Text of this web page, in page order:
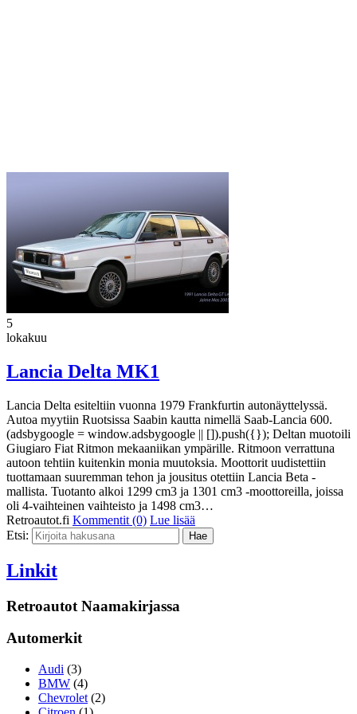
5
lokakuu
Lancia Delta MK1
Lancia Delta esiteltiin vuonna 1979 Frankfurtin autonäyttelyssä.
Autoa myytiin Ruotsissa Saabin kautta nimellä Saab-Lancia 600.
(adsbygoogle = window.adsbygoogle || []).push({}); Deltan muotoili
Giugiaro Fiat Ritmon mekaaniikan ympärille. Ritmoon verrattuna
autoon tehtiin kuitenkin monia muutoksia. Moottorit uudistettiin
tuottamaan suuremman tehon ja jousitus otettiin Lancia Beta -
mallista. Tuotanto alkoi 1299 cm3 ja 1301 cm3 -moottoreilla, joissa
oli 4-vaihteinen vaihteisto ja 1498 cm3…
Retroautot.fi Kommentit (0) Lue lisää
Etsi:
Linkit
Retroautot Naamakirjassa
Automerkit
Audi (3)
BMW (4)
Chevrolet (2)